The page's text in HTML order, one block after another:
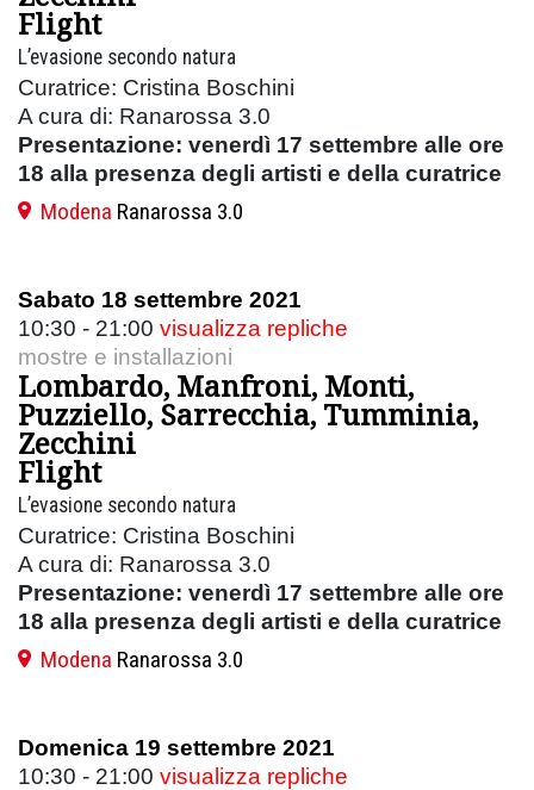
Flight
L’evasione secondo natura
Curatrice: Cristina Boschini
A cura di: Ranarossa 3.0
Presentazione: venerdì 17 settembre alle ore
18 alla presenza degli artisti e della curatrice
Modena Ranarossa 3.0
Sabato 18 settembre 2021
10:30 - 21:00 visualizza repliche
mostre e installazioni
Lombardo, Manfroni, Monti,
Puzziello, Sarrecchia, Tumminia,
Zecchini
Flight
L’evasione secondo natura
Curatrice: Cristina Boschini
A cura di: Ranarossa 3.0
Presentazione: venerdì 17 settembre alle ore
18 alla presenza degli artisti e della curatrice
Modena Ranarossa 3.0
Domenica 19 settembre 2021
10:30 - 21:00 visualizza repliche